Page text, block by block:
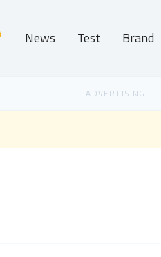
News Test Brand